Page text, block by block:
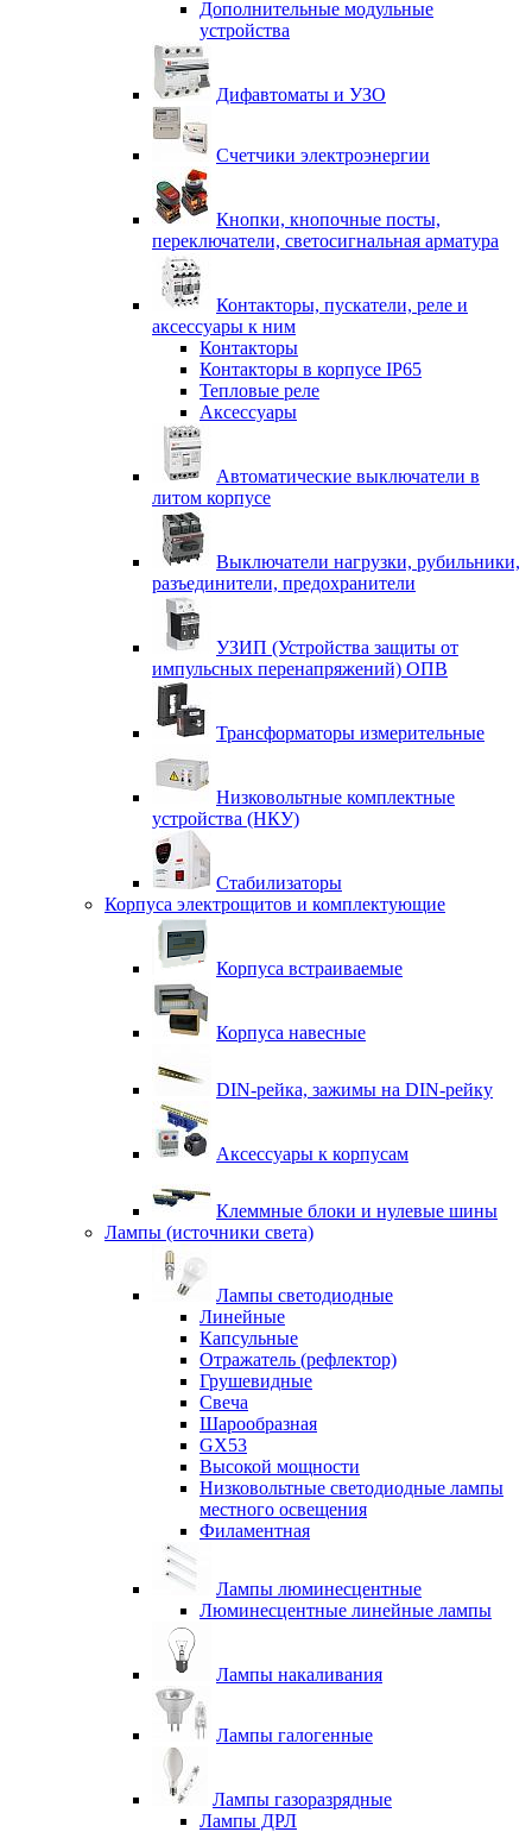
Дополнительные модульные
устройства
Дифавтоматы и УЗО
Счетчики электроэнергии
Кнопки, кнопочные посты,
переключатели, светосигнальная арматура
Контакторы, пускатели, реле и
аксессуары к ним
Контакторы
Контакторы в корпусе IP65
Тепловые реле
Аксессуары
Автоматические выключатели в
литом корпусе
Выключатели нагрузки, рубильники,
разъединители, предохранители
УЗИП (Устройства защиты от
импульсных перенапряжений) ОПВ
Трансформаторы измерительные
Низковольтные комплектные
устройства (НКУ)
Стабилизаторы
Корпуса электрощитов и комплектующие
Корпуса встраиваемые
Корпуса навесные
DIN-рейка, зажимы на DIN-рейку
Аксессуары к корпусам
Клеммные блоки и нулевые шины
Лампы (источники света)
Лампы светодиодные
Линейные
Капсульные
Отражатель (рефлектор)
Грушевидные
Свеча
Шарообразная
GX53
Высокой мощности
Низковольтные светодиодные лампы
местного освещения
Филаментная
Лампы люминесцентные
Люминесцентные линейные лампы
Лампы накаливания
Лампы галогенные
Лампы газоразрядные
Лампы ДРЛ